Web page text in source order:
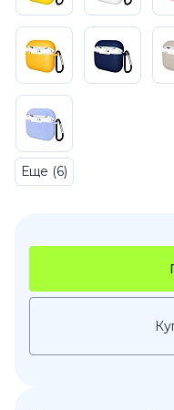
Еще (6)